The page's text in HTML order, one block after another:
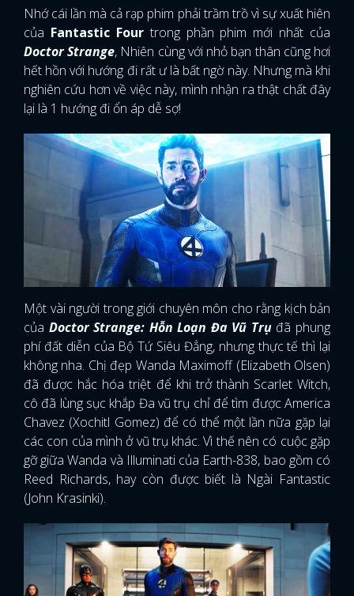
Nhớ cái lần mà cả rạp phim phải trầm trồ vì sự xuất hiên
của Fantastic Fourtrong phần phim mới nhất của
Doctor Strange, Nhiên cùng với nhỏ bạn thân cũng hơi
hết hồn với hướng đi rất ư là bất ngờ này. Nhưng mà khi
nghiên cứu hơn về việc này, mình nhận ra thật chất đây
lại là 1 hướng đi ổn áp dễ sợ!
Một vài người trong giới chuyên môn cho rằng kịch bản
của Doctor Strange: Hỗn Loạn Đa Vũ Trụ đã phung
phí đất diễn của Bộ Tứ Siêu Đẳng, nhưng thực tế thì lại
không nha. Chị đẹp Wanda Maximoff (Elizabeth Olsen)
đã được hắc hóa triệt để khi trở thành Scarlet Witch,
cô đã lùng sục khắp Đa vũ trụ chỉ để tìm được America
Chavez (Xochitl Gomez) để có thể một lần nữa gặp lại
các con của mình ở vũ trụ khác. Vì thế nên có cuộc gặp
gỡ giữa Wanda và Illuminati của Earth-838, bao gồm có
Reed Richards, hay còn được biết là Ngài Fantastic
(John Krasinki).